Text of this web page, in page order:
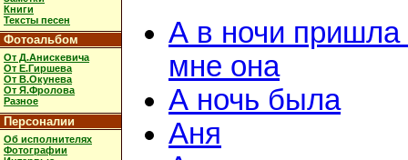
Книги
Тексты песен
Фотоальбом
От Д.Анискевича
От Е.Гиршева
От В.Окунева
От Я.Фролова
Разное
Персоналии
Об исполнителях
Фотографии
А в ночи пришла
мне она
А ночь была
Аня